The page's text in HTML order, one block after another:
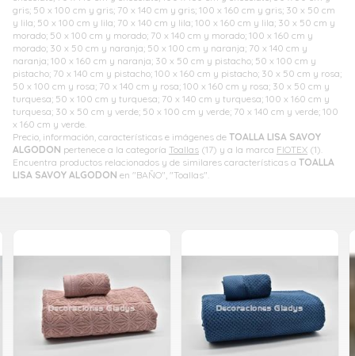
gris; 50 x 100 cm y gris; 70 x 140 cm y gris; 100 x 160 cm y gris; 30 x 50 cm
y lila; 50 x 100 cm y lila; 70 x 140 cm y lila; 100 x 160 cm y lila; 30 x 50 cm y
morado; 50 x 100 cm y morado; 70 x 140 cm y morado; 100 x 160 cm y
morado; 30 x 50 cm y naranja; 50 x 100 cm y naranja; 70 x 140 cm y
naranja; 100 x 160 cm y naranja; 30 x 50 cm y pistacho; 50 x 100 cm y
pistacho; 70 x 140 cm y pistacho; 100 x 160 cm y pistacho; 30 x 50 cm y rosa;
50 x 100 cm y rosa; 70 x 140 cm y rosa; 100 x 160 cm y rosa; 30 x 50 cm y
turquesa; 50 x 100 cm y turquesa; 70 x 140 cm y turquesa; 100 x 160 cm y
turquesa; 30 x 50 cm y verde; 50 x 100 cm y verde; 70 x 140 cm y verde; 100
x 160 cm y verde.
Precio, información, características e imágenes de TOALLA LISA SAVOY
ALGODON pertenece a la categoría Toallas (17) y a la marca FIOTEX (1).
Encuentra productos relacionados y de similares características a TOALLA
LISA SAVOY ALGODON en "BAÑO", "Toallas".